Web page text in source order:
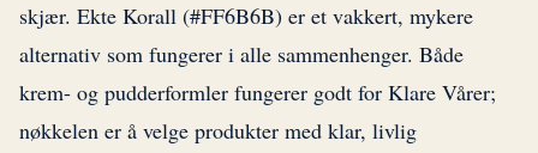
skjær. Ekte Korall (#FF6B6B) er et vakkert, mykere
alternativ som fungerer i alle sammenhenger. Både
krem- og pudderformler fungerer godt for Klare Vårer;
nøkkelen er å velge produkter med klar, livlig